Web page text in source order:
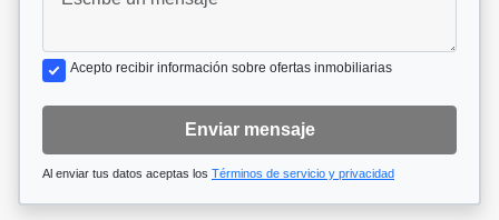
Acepto recibir información sobre ofertas inmobiliarias
Enviar mensaje
Al enviar tus datos aceptas los Términos de servicio y privacidad